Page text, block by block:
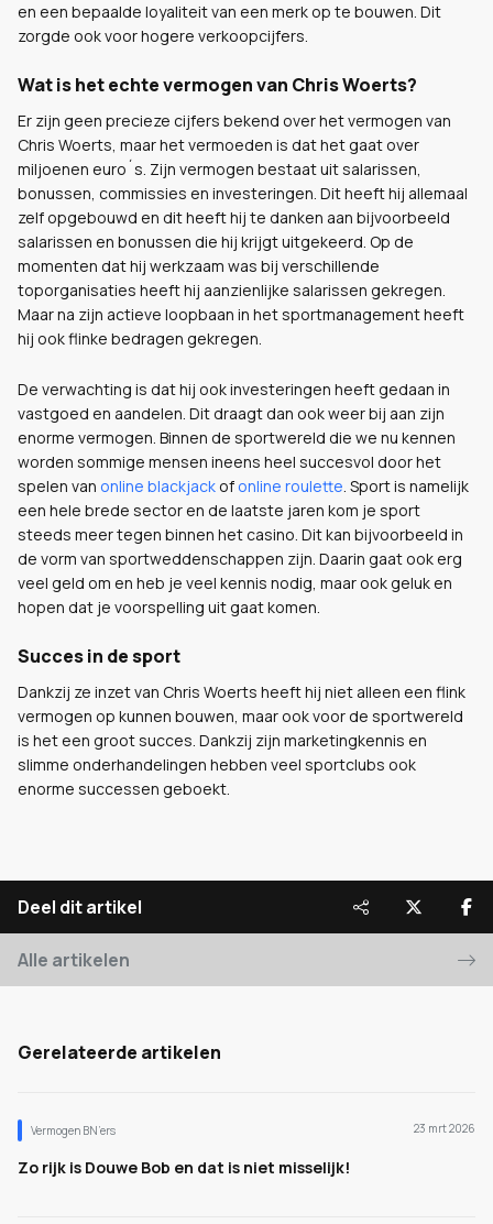
en een bepaalde loyaliteit van een merk op te bouwen. Dit
zorgde ook voor hogere verkoopcijfers.
Wat is het echte vermogen van Chris Woerts?
Er zijn geen precieze cijfers bekend over het vermogen van
Chris Woerts, maar het vermoeden is dat het gaat over
miljoenen euro´s. Zijn vermogen bestaat uit salarissen,
bonussen, commissies en investeringen. Dit heeft hij allemaal
zelf opgebouwd en dit heeft hij te danken aan bijvoorbeeld
salarissen en bonussen die hij krijgt uitgekeerd. Op de
momenten dat hij werkzaam was bij verschillende
toporganisaties heeft hij aanzienlijke salarissen gekregen.
Maar na zijn actieve loopbaan in het sportmanagement heeft
hij ook flinke bedragen gekregen.
De verwachting is dat hij ook investeringen heeft gedaan in
vastgoed en aandelen. Dit draagt dan ook weer bij aan zijn
enorme vermogen. Binnen de sportwereld die we nu kennen
worden sommige mensen ineens heel succesvol door het
spelen van online blackjack of online roulette. Sport is namelijk
een hele brede sector en de laatste jaren kom je sport
steeds meer tegen binnen het casino. Dit kan bijvoorbeeld in
de vorm van sportweddenschappen zijn. Daarin gaat ook erg
veel geld om en heb je veel kennis nodig, maar ook geluk en
hopen dat je voorspelling uit gaat komen.
Succes in de sport
Dankzij ze inzet van Chris Woerts heeft hij niet alleen een flink
vermogen op kunnen bouwen, maar ook voor de sportwereld
is het een groot succes. Dankzij zijn marketingkennis en
slimme onderhandelingen hebben veel sportclubs ook
enorme successen geboekt.
Deel dit artikel
Alle artikelen
Gerelateerde artikelen
Vermogen BN’ers 23 mrt 2026
Zo rijk is Douwe Bob en dat is niet misselijk!